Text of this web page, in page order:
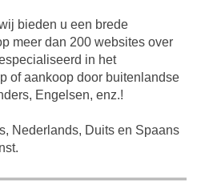
bieden u een brede
meer dan 200 websites over
in het
of aankoop door buitenlandse
Engelsen, enz.!
Nederlands, Duits en Spaans